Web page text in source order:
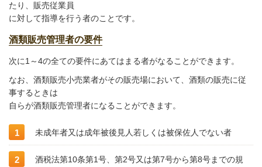
たり、販売従業員
に対して指導を行う者のことです。
酒類販売管理者の要件
次に1～4の全ての要件にあてはまる者がなることができます。
なお、酒類販売小売業者がその販売場において、酒類の販売に従
事するときは
自らが酒類販売管理者になることができます。
未成年者又は成年被後見人若しくは被保佐人でない者
酒税法第10条第1号、第2号又は第7号から第8号までの規